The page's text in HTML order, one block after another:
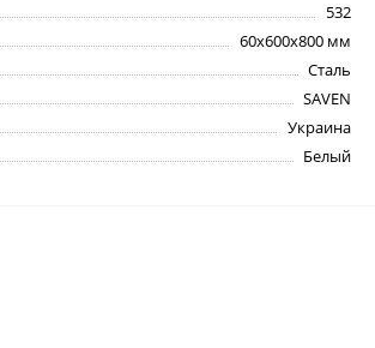
532
60х600х800 мм
Сталь
SAVEN
Украина
Белый